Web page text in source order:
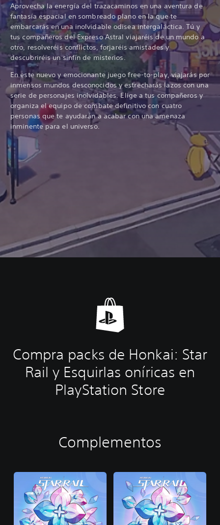
Aprovecha la energía del trazacaminos en una aventura de
fantasía espacial en sombreado plano en la que te
embarcarás en una inolvidable odisea intergaláctica. Tú y
tus compañeros del Expreso Astral viajaréis de un mundo a
otro, resolveréis conflictos, forjaréis amistades y
descubriréis un sinfín de misterios.
En este nuevo y emocionante juego free-to-play, viajarás por
inmensos mundos desconocidos y estrecharás lazos con una
serie de personajes inolvidables. Elige a tus compañeros y
organiza el equipo de combate definitivo con cuatro
personas que te ayudarán a acabar con una amenaza
inminente para el universo.
Compra packs de Honkai: Star
Rail y Esquirlas oníricas en
PlayStation Store
Complementos